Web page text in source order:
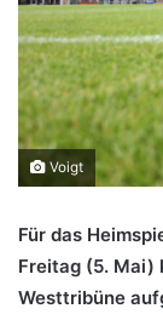
Voigt
Für das
Freitag (5. Mai)
Westtribüne